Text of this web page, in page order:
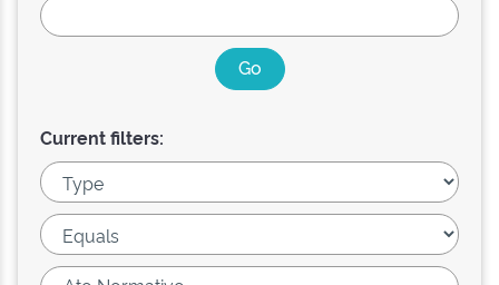
Current filters: